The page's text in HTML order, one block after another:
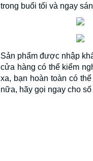
trong buổi tối và ngay
Sản phẩm được nhập
cửa hàng có thể kiểm
xa, bạn hoàn toàn có
nữa, hãy gọi ngay cho